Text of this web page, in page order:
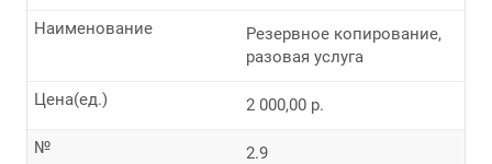
Резервное копирование,
разовая услуга
Наименование
2 000,00 р.
Цена(ед.)
2.9
№